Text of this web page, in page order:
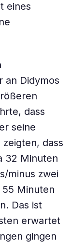
eines
an Didymos
dass
seine
dass
32 Minuten
minus zwei
55 Minuten
Das ist
erwartet
gingen